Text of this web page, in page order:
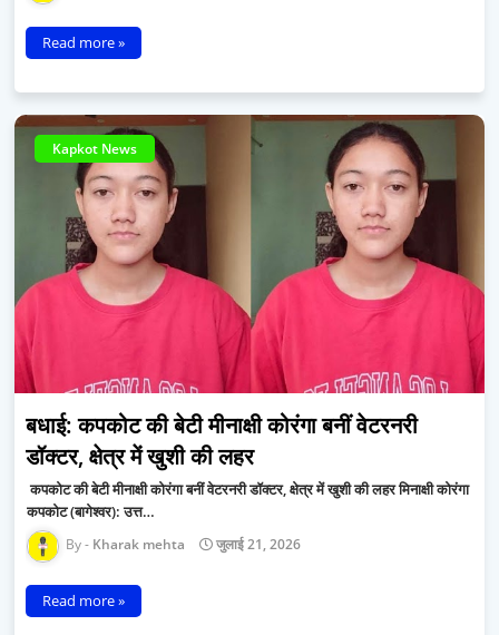
Read more »
Kapkot News
बधाई: ​कपकोट की बेटी मीनाक्षी कोरंगा बनीं वेटरनरी
डॉक्टर, क्षेत्र में खुशी की लहर
​ कपकोट की बेटी मीनाक्षी कोरंगा बनीं वेटरनरी डॉक्टर, क्षेत्र में खुशी की लहर मिनाक्षी कोरंगा ​
कपकोट (बागेश्वर): उत्त…
Kharak mehta जुलाई 21, 2026
Read more »